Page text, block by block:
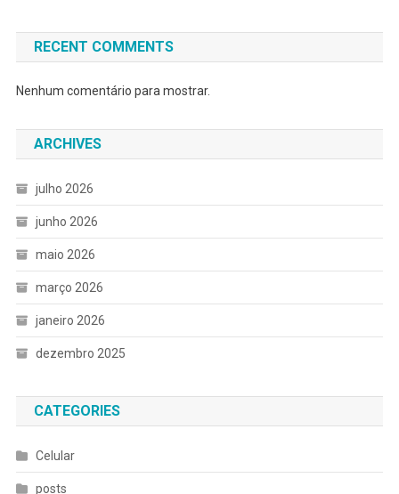
RECENT COMMENTS
Nenhum comentário para mostrar.
ARCHIVES
julho 2026
junho 2026
maio 2026
março 2026
janeiro 2026
dezembro 2025
CATEGORIES
Celular
posts